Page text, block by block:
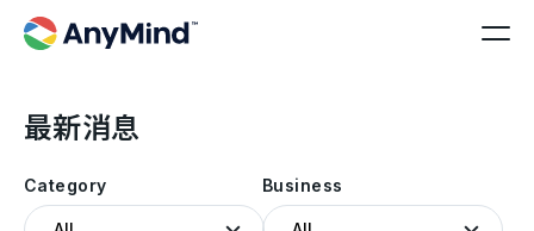
最新消息
Category Business